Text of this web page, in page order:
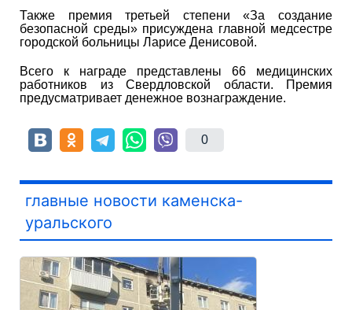
Также премия третьей степени «За создание
безопасной среды» присуждена главной медсестре
городской больницы Ларисе Денисовой.
Всего к награде представлены 66 медицинских
работников из Свердловской области. Премия
предусматривает денежное вознаграждение.
0
главные новости каменска-
уральского